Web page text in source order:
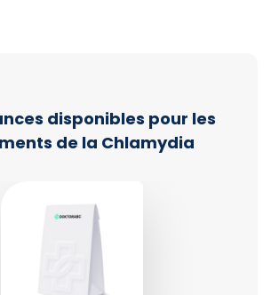
disponibles pour les
de la Chlamydia